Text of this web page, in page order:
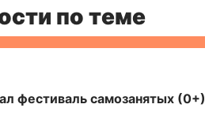
по теме
фестиваль самозанятых (0+)